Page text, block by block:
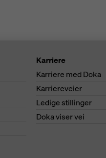
Karriere
Karriere med Doka
Karriereveier
Ledige stillinger
Doka viser vei